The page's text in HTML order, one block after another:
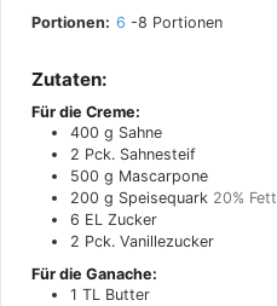
Portionen: 6 -8 Portionen
Zutaten:
Für die Creme:
400 g Sahne
2 Pck. Sahnesteif
500 g Mascarpone
200 g Speisequark 20% Fett
6 EL Zucker
2 Pck. Vanillezucker
Für die Ganache:
1 TL Butter